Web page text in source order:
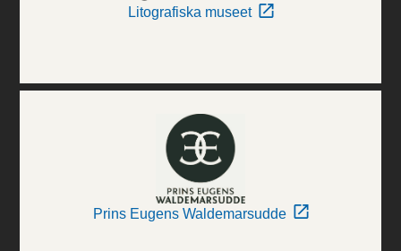
Litografiska museet
Prins Eugens Waldemarsudde